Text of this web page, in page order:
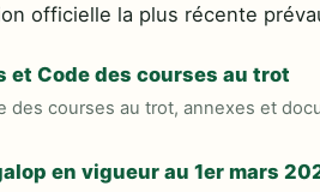
officielle la plus récente
Code des courses au trot
des courses au trot, annexes et
en vigueur au 1er mars